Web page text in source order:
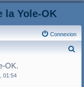
la Yole-OK
Connexion
OK.
01:54